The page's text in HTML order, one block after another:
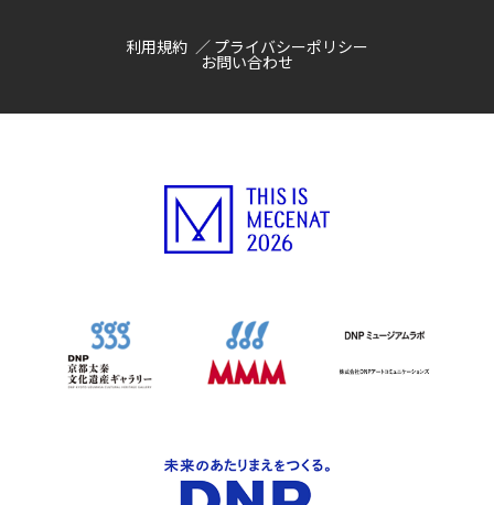
利用規約 プライバシーポリシー
お問い合わせ